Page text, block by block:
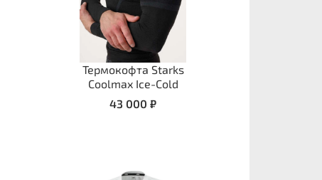
Термокофта Starks
Coolmax Ice-Cold
43 000 ₽